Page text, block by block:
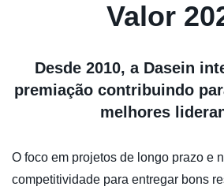
Valor
Desde 2010, a Dasein
premiação contribuindo
melhores
O foco em projetos de longo prazo e
competitividade para entregar bons